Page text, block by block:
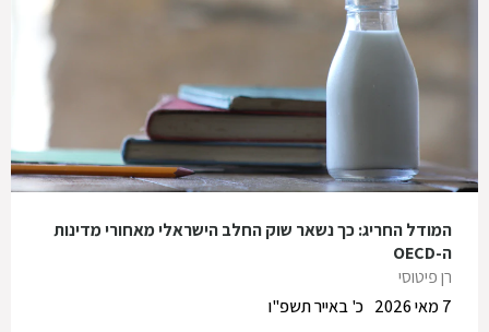
המודל החריג: כך נשאר שוק החלב הישראלי מאחורי מדינות
ה-OECD
רן פיטוסי
כ' באייר תשפ"ו
7 מאי 2026